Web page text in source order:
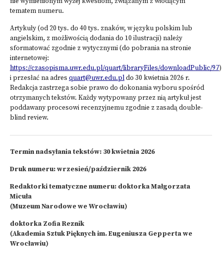
tematem numeru.
Artykuły (od 20 tys. do 40 tys. znaków, w języku polskim lub
angielskim, z możliwością dodania do 10 ilustracji) należy
sformatować zgodnie z wytycznymi (do pobrania na stronie
internetowej:
https://czasopisma.uwr.edu.pl/quart/libraryFiles/downloadPublic/97)
i przesłać na adres quart@uwr.edu.pldo 30 kwietnia 2026 r.
Redakcja zastrzega sobie prawo do dokonania wyboru spośród
otrzymanych tekstów. Każdy wytypowany przez nią artykuł jest
poddawany procesowi recenzyjnemu zgodnie z zasadą double-
blind review.
Termin nadsyłania tekstów: 30 kwietnia 2026
Druk numeru: wrzesień/październik 2026
Redaktorki tematyczne numeru: doktorka Małgorzata
Micuła
(Muzeum Narodowe we Wrocławiu)
doktorka Zofia Reznik
(Akademia Sztuk Pięknych im. Eugeniusza Gepperta we
Wrocławiu)